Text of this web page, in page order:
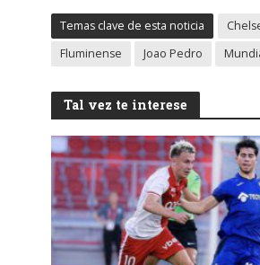
Temas clave de esta noticia
Fluminense
Joao Pedro
Tal vez te interese